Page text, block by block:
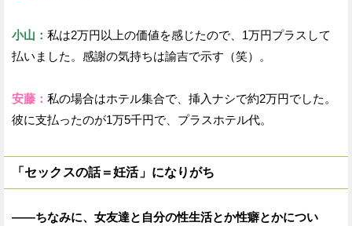
小山： 私は2万円以上の価値を感じたので、1万円プラスして
払いました。感謝の気持ちは諭吉で示す（笑）。
安藤： 私の場合はホテル集合で、挿入ナシで約2万円でした。
彼に支払ったのが1万5千円で、プラスホテル代。
「セックスの話＝妊活」になりがち
——ちなみに、女友達と自分の性生活とか性癖とかについ